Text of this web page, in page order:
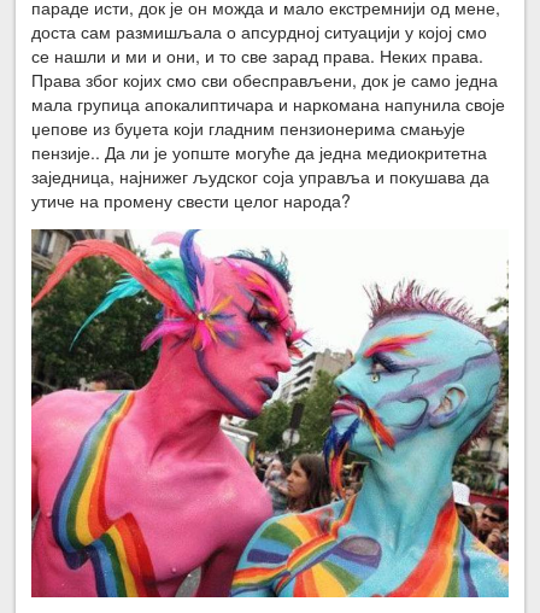
параде исти, док је он можда и мало екстремнији од мене,
доста сам размишљала о апсурдној ситуацији у којој смо
се нашли и ми и они, и то све зарад права. Неких права.
Права због којих смо сви обесправљени, док је само једна
мала групица апокалиптичара и наркомана напунила своје
џепове из буџета који гладним пензионерима смањује
пензије.. Да ли је уопште могуће да једна медиокритетна
заједница, најнижег људског соја управља и покушава да
утиче на промену свести целог народа?